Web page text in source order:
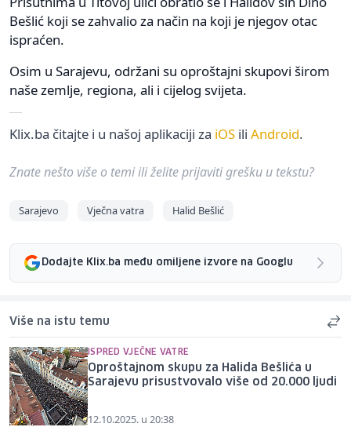
Bešlić koji se zahvalio za način na koji je njegov otac
ispraćen.
Osim u Sarajevu, održani su oproštajni skupovi širom
naše zemlje, regiona, ali i cijelog svijeta.
Klix.ba čitajte i u našoj aplikaciji za iOS ili Android.
Znate nešto više o temi ili želite prijaviti grešku u tekstu?
Sarajevo Vječna vatra Halid Bešlić
Dodajte Klix.ba među omiljene izvore na Googlu
Više na istu temu
ISPRED VJEČNE VATRE
Oproštajnom skupu za Halida Bešlića u
Sarajevu prisustvovalo više od 20.000 ljudi
12.10.2025. u 20:38